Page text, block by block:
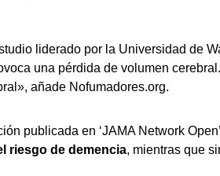
liderado por la Universidad de
una pérdida de volumen
añade Nofumadores.org.
publicada en ‘JAMA Network
riesgo de demencia, mientras que